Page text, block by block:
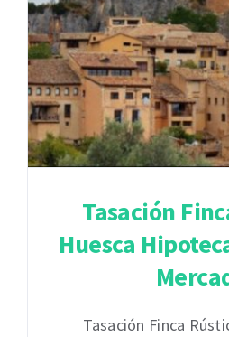
Tasación
Huesca
Tasación Finca